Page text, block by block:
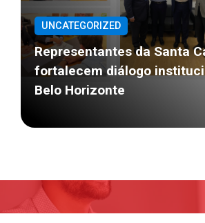
UNCATEGORIZED
Representantes da Santa
fortalecem diálogo
Belo Horizonte